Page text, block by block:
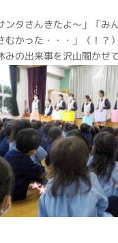
ンタさんきたよ～」「み
むかった・・・」（！？
みの出来事を沢山聞かせ